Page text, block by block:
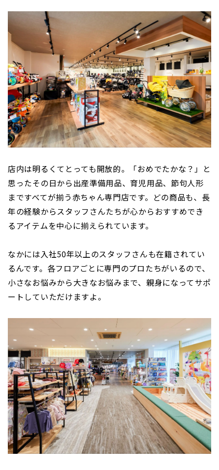
店内は明るくてとっても開放的。「おめでたかな？」と
思ったその日から出産準備用品、育児用品、節句人形
まですべてが揃う赤ちゃん専門店です。どの商品も、長
年の経験からスタッフさんたちが心からおすすめでき
るアイテムを中心に揃えられています。
なかには入社50年以上のスタッフさんも在籍されてい
るんです。各フロアごとに専門のプロたちがいるので、
小さなお悩みから大きなお悩みまで、親身になってサポ
ートしていただけますよ。